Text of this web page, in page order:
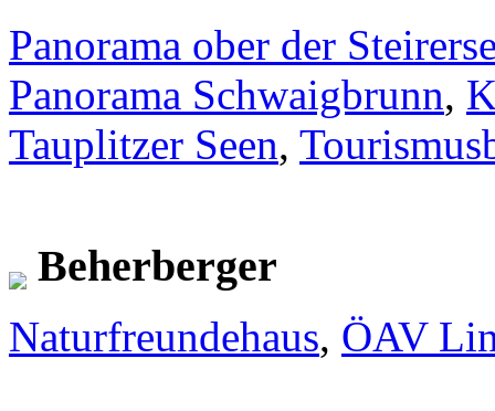
Panorama ober der
Panorama Schwaigbrunn,
Tauplitzer Seen,
Beherberger
Naturfreundehaus, ÖAV